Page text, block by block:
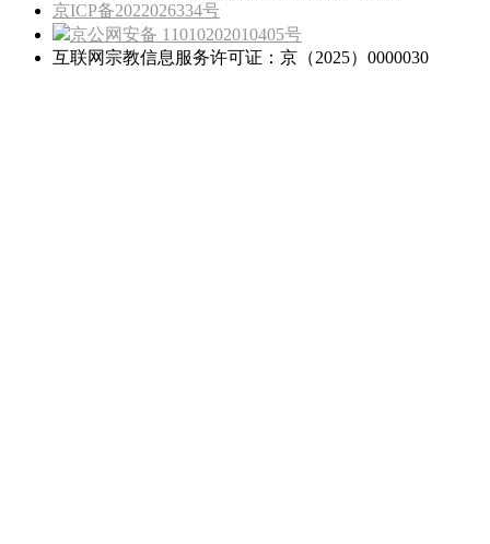
京ICP备2022026334号
京公网安备 11010202010405号
互联网宗教信息服务许可证：京（2025）0000030